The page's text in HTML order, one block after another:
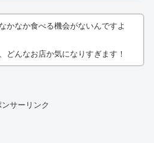
かなか食べる機会がないんですよ
どんなお店か気になりすぎます！
ンサーリンク